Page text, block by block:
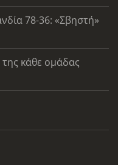
78-36: «Σβηστή»
κάθε ομάδας